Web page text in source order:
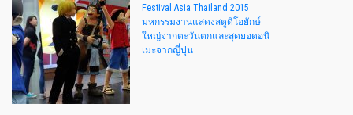
Festival Asia Thailand 2015
มหกรรมงานแสดงสตูดิโอยักษ์
ใหญ่จากตะวันตกและสุดยอดอนิ
เมะจากญี่ปุ่น